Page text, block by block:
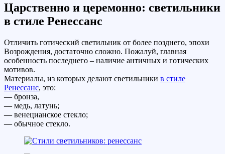
Царственно и церемонно: светильники
в стиле Ренессанс
Отличить готический светильник от более позднего, эпохи
Возрождения, достаточно сложно. Пожалуй, главная
особенность последнего – наличие античных и готических
мотивов.
Материалы, из которых делают светильники в стиле
Ренессанс, это:
— бронза,
— медь, латунь;
— венецианское стекло;
— обычное стекло.